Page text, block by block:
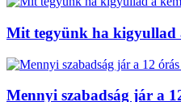
Mit tegyünk ha kigyullad
Mennyi szabadság jár a